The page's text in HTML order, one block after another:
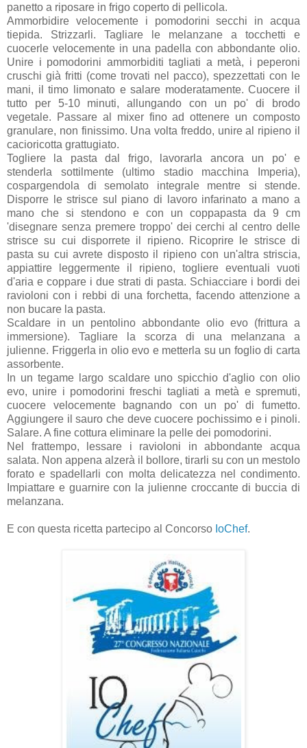
panetto a riposare in frigo coperto di pellicola.
Ammorbidire velocemente i pomodorini secchi in acqua
tiepida. Strizzarli. Tagliare le melanzane a tocchetti e
cuocerle velocemente in una padella con abbondante olio.
Unire i pomodorini ammorbiditi tagliati a metà, i peperoni
cruschi già fritti (come trovati nel pacco), spezzettati con le
mani, il timo limonato e salare moderatamente. Cuocere il
tutto per 5-10 minuti, allungando con un po' di brodo
vegetale. Passare al mixer fino ad ottenere un composto
granulare, non finissimo. Una volta freddo, unire al ripieno il
cacioricotta grattugiato.
Togliere la pasta dal frigo, lavorarla ancora un po' e
stenderla sottilmente (ultimo stadio macchina Imperia),
cospargendola di semolato integrale mentre si stende.
Disporre le strisce sul piano di lavoro infarinato a mano a
mano che si stendono e con un coppapasta da 9 cm
'disegnare senza premere troppo' dei cerchi al centro delle
strisce su cui disporrete il ripieno. Ricoprire le strisce di
pasta su cui avrete disposto il ripieno con un'altra striscia,
appiattire leggermente il ripieno, togliere eventuali vuoti
d'aria e coppare i due strati di pasta. Schiacciare i bordi dei
ravioloni con i rebbi di una forchetta, facendo attenzione a
non bucare la pasta.
Scaldare in un pentolino abbondante olio evo (frittura a
immersione). Tagliare la scorza di una melanzana a
julienne. Friggerla in olio evo e metterla su un foglio di carta
assorbente.
In un tegame largo scaldare uno spicchio d'aglio con olio
evo, unire i pomodorini freschi tagliati a metà e spremuti,
cuocere velocemente bagnando con un po' di fumetto.
Aggiungere il sauro che deve cuocere pochissimo e i pinoli.
Salare. A fine cottura eliminare la pelle dei pomodorini.
Nel frattempo, lessare i ravioloni in abbondante acqua
salata. Non appena alzerà il bollore, tirarli su con un mestolo
forato e spadellarli con molta delicatezza nel condimento.
Impiattare e guarnire con la julienne croccante di buccia di
melanzana.
E con questa ricetta partecipo al Concorso IoChef.